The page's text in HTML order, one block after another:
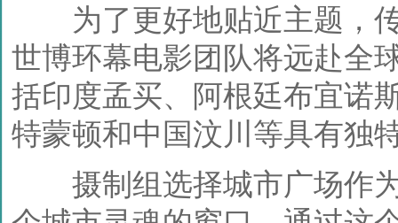
为了更好地贴近主题，传
世博环幕电影团队将远赴全
括印度孟买、阿根廷布宜诺
特蒙顿和中国汶川等具有独
摄制组选择城市广场作为